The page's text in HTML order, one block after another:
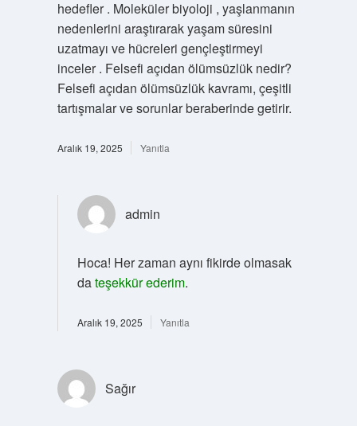
hedefler . Moleküler biyoloji , yaşlanmanın
nedenlerini araştırarak yaşam süresini
uzatmayı ve hücreleri gençleştirmeyi
inceler . Felsefi açıdan ölümsüzlük nedir?
Felsefi açıdan ölümsüzlük kavramı, çeşitli
tartışmalar ve sorunlar beraberinde getirir.
Aralık 19, 2025 Yanıtla
admin
Hoca! Her zaman aynı fikirde olmasak
dateşekkür ederim.
Aralık 19, 2025 Yanıtla
Sağır